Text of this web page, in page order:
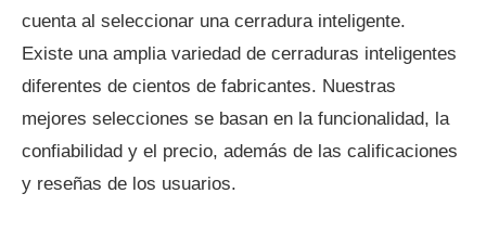
cuenta al seleccionar una cerradura inteligente.
Existe una amplia variedad de cerraduras inteligentes
diferentes de cientos de fabricantes. Nuestras
mejores selecciones se basan en la funcionalidad, la
confiabilidad y el precio, además de las calificaciones
y reseñas de los usuarios.